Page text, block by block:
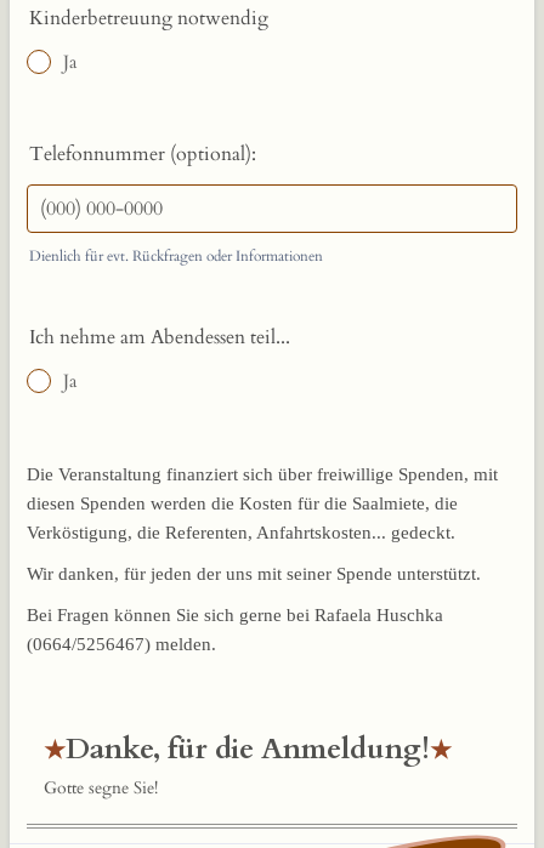
Kinderbetreuung notwendig
Ja
Telefonnummer (optional):
Dienlich für evt. Rückfragen oder Informationen
Ich nehme am Abendessen teil...
Ja
Die Veranstaltung finanziert sich über freiwillige Spenden, mit
diesen Spenden werden die Kosten für die Saalmiete, die
Verköstigung, die Referenten, Anfahrtskosten... gedeckt.
Wir danken, für jeden der uns mit seiner Spende unterstützt.
Bei Fragen können Sie sich gerne bei Rafaela Huschka
(0664/5256467) melden.
Danke, für die Anmeldung!
Gotte segne Sie!